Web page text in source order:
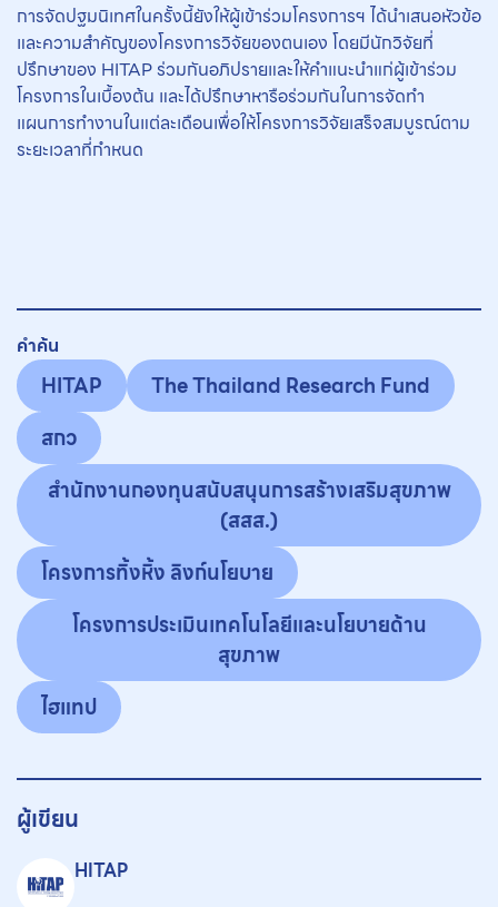
การจัดปฐมนิเทศในครั้งนี้ยังให้ผู้เข้าร่วมโครงการฯ ได้นำเสนอหัวข้อ
และความสำคัญของโครงการวิจัยของตนเอง โดยมีนักวิจัยที่
ปรึกษาของ HITAP ร่วมกันอภิปรายและให้คำแนะนำแก่ผู้เข้าร่วม
โครงการในเบื้องต้น และได้ปรึกษาหารือร่วมกันในการจัดทำ
แผนการทำงานในแต่ละเดือนเพื่อให้โครงการวิจัยเสร็จสมบูรณ์ตาม
ระยะเวลาที่กำหนด
คำค้น
HITAP
The Thailand Research Fund
สกว
สำนักงานกองทุนสนับสนุนการสร้างเสริมสุขภาพ
(สสส.)
โครงการทิ้งหิ้ง ลิงก์นโยบาย
โครงการประเมินเทคโนโลยีและนโยบายด้าน
สุขภาพ
ไฮแทป
ผู้เขียน
HITAP